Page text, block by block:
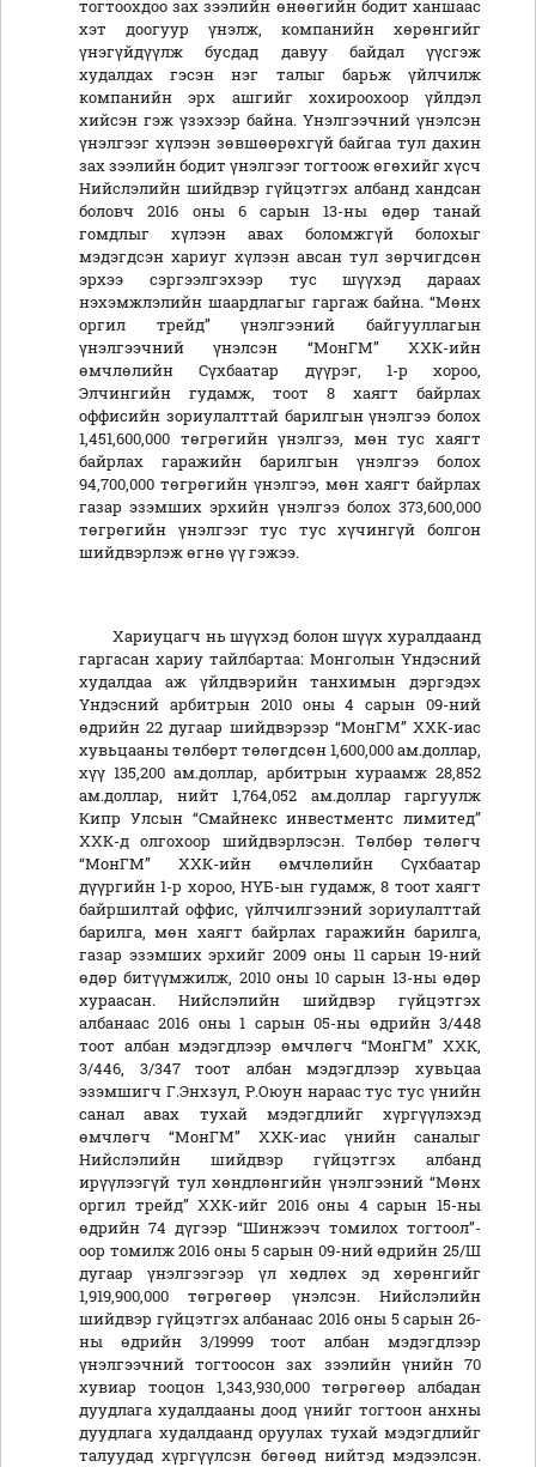
тогтоохдоо зах зээлийн өнөөгийн бодит ханшаас
хэт доогуур үнэлж, компанийн хөрөнгийг
үнэгүйдүүлж бусдад давуу байдал үүсгэж
худалдах гэсэн нэг талыг барьж үйлчилж
компанийн эрх ашгийг хохироохоор үйлдэл
хийсэн гэж үзэхээр байна. Үнэлгээчний үнэлсэн
үнэлгээг хүлээн зөвшөөрөхгүй байгаа тул дахин
зах зээлийн бодит үнэлгээг тогтоож өгөхийг хүсч
Нийслэлийн шийдвэр гүйцэтгэх албанд хандсан
боловч 2016 оны 6 сарын 13-ны өдөр танай
гомдлыг хүлээн авах боломжгүй болохыг
мэдэгдсэн хариуг хүлээн авсан тул зөрчигдсөн
эрхээ сэргээлгэхээр тус шүүхэд дараах
нэхэмжлэлийн шаардлагыг гаргаж байна. “Мөнх
оргил трейд” үнэлгээний байгууллагын
үнэлгээчний үнэлсэн “МонГМ” ХХК-ийн
өмчлөлийн Сүхбаатар дүүрэг, 1-р хороо,
Элчингийн гудамж, тоот 8 хаягт байрлах
оффисийн зориулалттай барилгын үнэлгээ болох
1,451,600,000 төгрөгийн үнэлгээ, мөн тус хаягт
байрлах гаражийн барилгын үнэлгээ болох
94,700,000 төгрөгийн үнэлгээ, мөн хаягт байрлах
газар эзэмших эрхийн үнэлгээ болох 373,600,000
төгрөгийн үнэлгээг тус тус хүчингүй болгон
шийдвэрлэж өгнө үү гэжээ.
Хариуцагч нь шүүхэд болон шүүх хуралдаанд
гаргасан хариу тайлбартаа: Монголын Үндэсний
худалдаа аж үйлдвэрийн танхимын дэргэдэх
Үндэсний арбитрын 2010 оны 4 сарын 09-ний
өдрийн 22 дугаар шийдвэрээр “МонГМ” ХХК-иас
хувьцааны төлбөрт төлөгдсөн 1,600,000 ам.доллар,
хүү 135,200 ам.доллар, арбитрын хураамж 28,852
ам.доллар, нийт 1,764,052 ам.доллар гаргуулж
Кипр Улсын “Смайнекс инвестментс лимитед”
ХХК-д олгохоор шийдвэрлэсэн. Төлбөр төлөгч
“МонГМ” ХХК-ийн өмчлөлийн Сүхбаатар
дүүргийн 1-р хороо, НҮБ-ын гудамж, 8 тоот хаягт
байршилтай оффис, үйлчилгээний зориулалттай
барилга, мөн хаягт байрлах гаражийн барилга,
газар эзэмших эрхийг 2009 оны 11 сарын 19-ний
өдөр битүүмжилж, 2010 оны 10 сарын 13-ны өдөр
хураасан. Нийслэлийн шийдвэр гүйцэтгэх
албанаас 2016 оны 1 сарын 05-ны өдрийн 3/448
тоот албан мэдэгдлээр өмчлөгч “МонГМ” ХХК,
3/446, 3/347 тоот албан мэдэгдлээр хувьцаа
эзэмшигч Г.Энхзул, Р.Оюун нараас тус тус үнийн
санал авах тухай мэдэгдлийг хүргүүлэхэд
өмчлөгч “МонГМ” ХХК-иас үнийн саналыг
Нийслэлийн шийдвэр гүйцэтгэх албанд
ирүүлээгүй тул хөндлөнгийн үнэлгээний “Мөнх
оргил трейд” ХХК-ийг 2016 оны 4 сарын 15-ны
өдрийн 74 дүгээр “Шинжээч томилох тогтоол”-
оор томилж 2016 оны 5 сарын 09-ний өдрийн 25/Ш
дугаар үнэлгээгээр үл хөдлөх эд хөрөнгийг
1,919,900,000 төгрөгөөр үнэлсэн. Нийслэлийн
шийдвэр гүйцэтгэх албанаас 2016 оны 5 сарын 26-
ны өдрийн 3/19999 тоот албан мэдэгдлээр
үнэлгээчний тогтоосон зах зээлийн үнийн 70
хувиар тооцон 1,343,930,000 төгрөгөөр албадан
дуудлага худалдааны доод үнийг тогтоон анхны
дуудлага худалдаанд оруулах тухай мэдэгдлийг
талуудад хүргүүлсэн бөгөөд нийтэд мэдээлсэн.